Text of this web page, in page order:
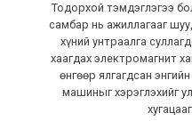
Тодорхой тэмдэглэгээ
самбар нь ажиллагааг
хүний унтраалга
хаагдах электромагнит
өнгөөр ялгагдсан
машиныг хэрэглэхийг